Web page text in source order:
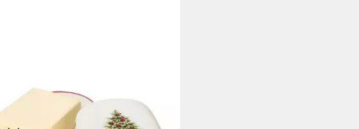
mit Deckel für 250g
Teller Keramik, Keramik